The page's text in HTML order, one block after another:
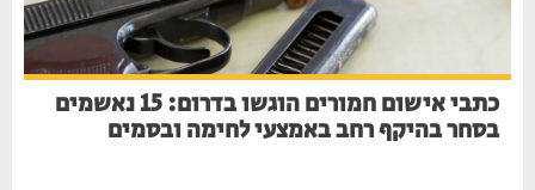
כתבי אישום חמורים הוגשו בדרום: 15 נאשמים
בסחר בהיקף רחב באמצעי לחימה ובסמים